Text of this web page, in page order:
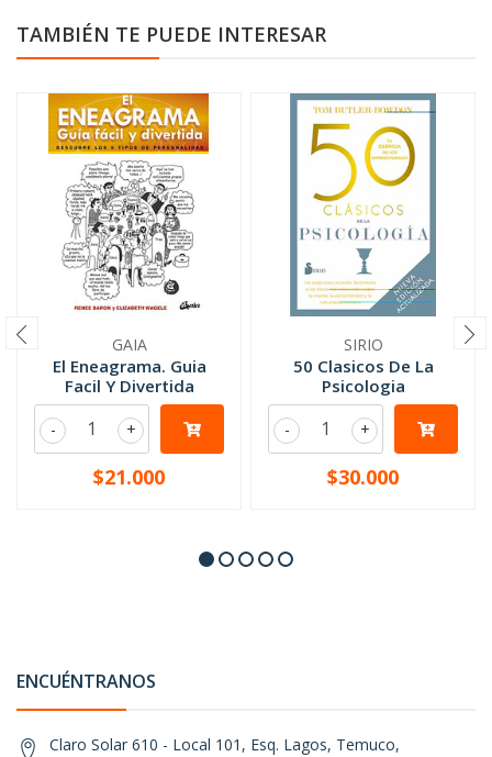
TAMBIÉN TE PUEDE INTERESAR
GAIA
El Eneagrama. Guia
Facil Y Divertida
+
-
$21.000
SIRIO
50 Clasicos De La
Psicologia
+
-
$30.000
ENCUÉNTRANOS
Claro Solar 610 - Local 101, Esq. Lagos, Temuco,